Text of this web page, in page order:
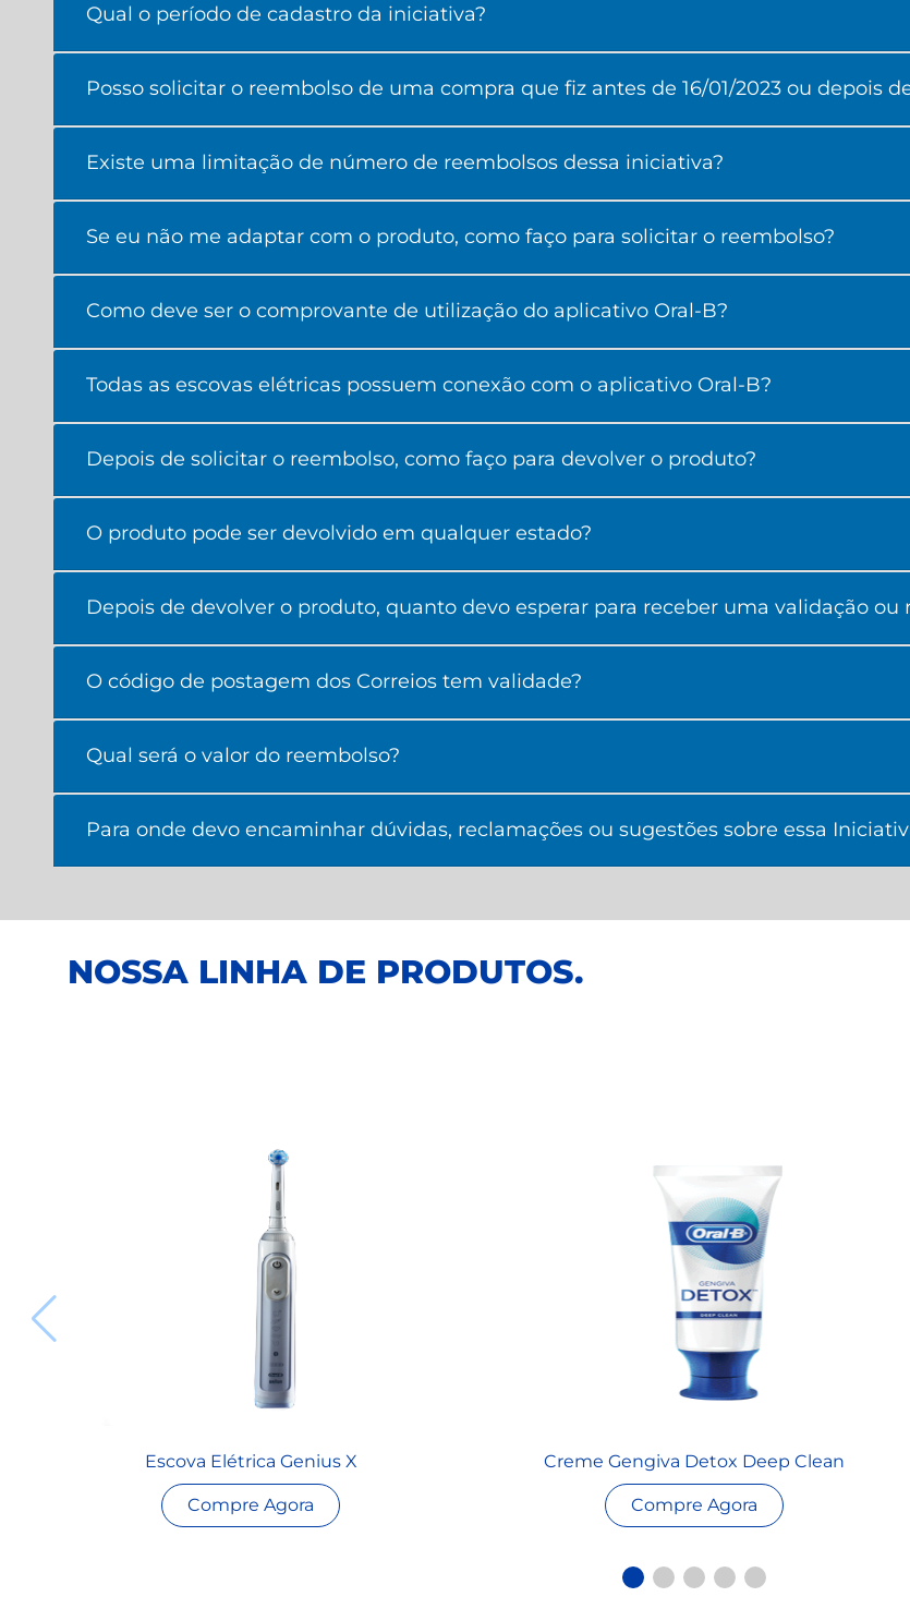
Qual o período de cadastro da iniciativa?
Posso solicitar o reembolso de uma compra que fiz antes de 16/01/2023 ou depois
Existe uma limitação de número de reembolsos dessa iniciativa?
Se eu não me adaptar com o produto, como faço para solicitar o reembolso?
Como deve ser o comprovante de utilização do aplicativo Oral-B?
Todas as escovas elétricas possuem conexão com o aplicativo Oral-B?
Depois de solicitar o reembolso, como faço para devolver o produto?
O produto pode ser devolvido em qualquer estado?
Depois de devolver o produto, quanto devo esperar para receber uma validação ou
O código de postagem dos Correios tem validade?
Qual será o valor do reembolso?
Para onde devo encaminhar dúvidas, reclamações ou sugestões sobre essa
NOSSA LINHA DE PRODUTOS.
Escova Elétrica Genius X
Compre Agora
Creme Gengiva Detox Deep Clean
Compre Agora